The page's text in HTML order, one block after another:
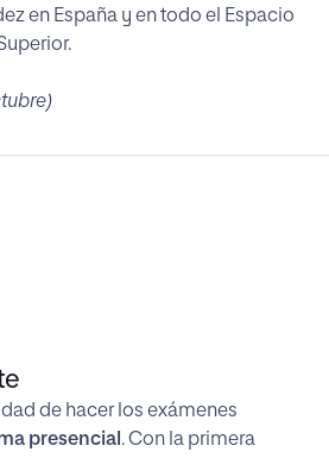
en España y en todo el Espacio
de hacer los exámenes
presencial. Con la primera